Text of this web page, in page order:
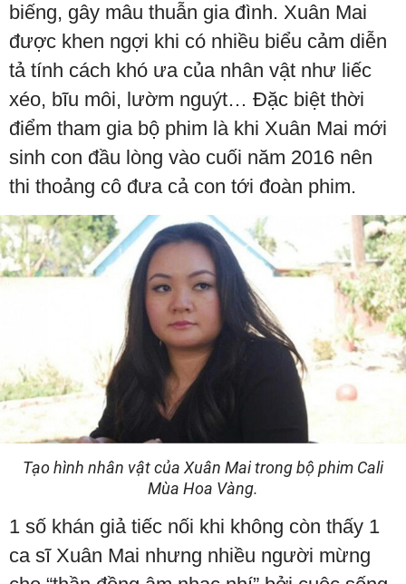
biếng, gây mâu thuẫn gia đình. Xuân Mai
được khen ngợi khi có nhiều biểu cảm diễn
tả tính cách khó ưa của nhân vật như liếc
xéo, bĩu môi, lườm nguýt… Đặc biệt thời
điểm tham gia bộ phim là khi Xuân Mai mới
sinh con đầu lòng vào cuối năm 2016 nên
thi thoảng cô đưa cả con tới đoàn phim.
Tạo hình nhân vật của Xuân Mai trong bộ phim Cali
Mùa Hoa Vàng.
1 số khán giả tiếc nối khi không còn thấy 1
ca sĩ Xuân Mai nhưng nhiều người mừng